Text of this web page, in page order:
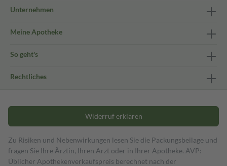
Unternehmen
Meine Apotheke
So geht's
Rechtliches
Widerruf erklären
Zu Risiken und Nebenwirkungen lesen Sie die Packungsbeilage und
fragen Sie Ihre Ärztin, Ihren Arzt oder in Ihrer Apotheke. AVP:
Üblicher Apothekenverkaufspreis berechnet nach der